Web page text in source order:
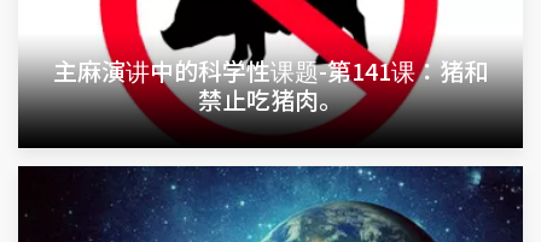
主麻演讲中的科学性课题-第141课：猪和
禁止吃猪肉。